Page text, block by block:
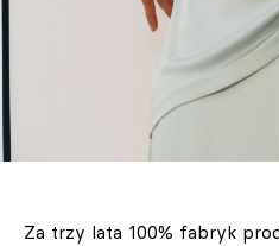
Za trzy lata 100% fabryk